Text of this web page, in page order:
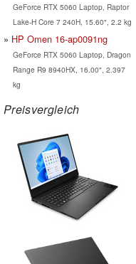
GeForce RTX 5060 Laptop, Raptor
Lake-H Core 7 240H, 15.60", 2.2 kg
HP Omen 16-ap0091ng
GeForce RTX 5060 Laptop, Dragon
Range R9 8940HX, 16.00", 2.397
kg
Preisvergleich